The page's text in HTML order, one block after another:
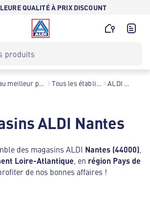
QUALITÉ À PRIX DISCOUNT
ALDI : nos offres au meilleur prix toute l’année ! Tous les établissements ALDI Nantes
ALDI Nantes
des magasins ALDI Nantes (44000)
Loire-Atlantique , en région Pays de
de nos bonnes affaires !